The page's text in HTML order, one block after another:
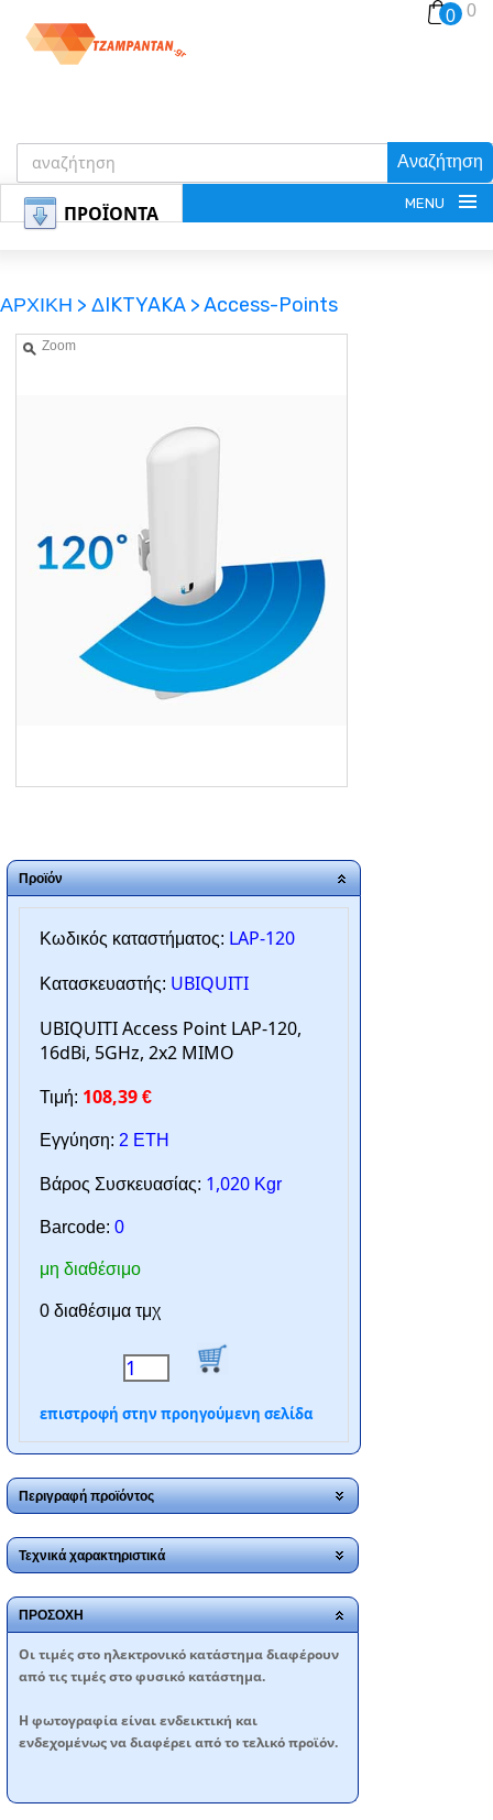
Αναζήτηση
0 0
ΠΡΟΪΟΝΤΑ MENU
ΑΡΧΙΚΗ
SERVICE
ΑΡΧΙΚΗ > ΔIKTYAKA >Access-Points
Zoom
Προϊόν
Κωδικός καταστήματος: LAP-120
Κατασκευαστής: UBIQUITI
UBIQUITI Access Point LAP-120,
16dBi, 5GHz, 2x2 MIMO
Τιμή: 108,39 €
Εγγύηση: 2 ΕΤΗ
Βάρος Συσκευασίας: 1,020 Kgr
Barcode: 0
μη διαθέσιμο
0 διαθέσιμα τμχ
επιστροφή στην προηγούμενη σελίδα
Περιγραφή προϊόντος
Τεχνικά χαρακτηριστικά
ΠΡΟΣΟΧΗ
Oι τιμές στο ηλεκτρονικό κατάστημα διαφέρουν
από τις τιμές στο φυσικό κατάστημα.
Η φωτογραφία είναι ενδεικτική και
ενδεχομένως να διαφέρει από το τελικό προϊόν.